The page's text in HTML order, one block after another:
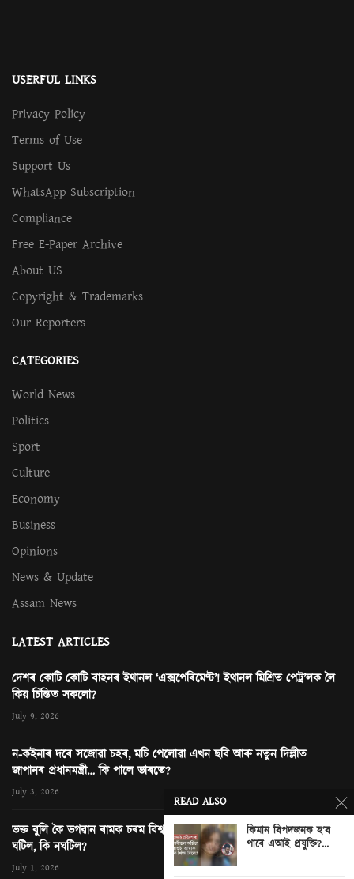
USERFUL LINKS
Privacy Policy
Terms of Use
Support Us
WhatsApp Subscription
Compliance
Free E-Paper Archive
About US
Copyright & Trademarks
Our Reporters
CATEGORIES
World News
Politics
Sport
Culture
Economy
Business
Opinions
News & Update
Assam News
LATEST ARTICLES
দেশৰ কোটি কোটি বাহনৰ ইথানল ‘এক্সপেৰিমেণ্ট’! ইথানল মিশ্ৰিত পেট্ৰ’লক লৈ
কিয় চিন্তিত সকলো?
July 9, 2026
ন-কইনাৰ দৰে সজোৱা চহৰ, মচি পেলোৱা এখন ছবি আৰু নতুন দিল্লীত
জাপানৰ প্ৰধানমন্ত্ৰী… কি পালে ভাৰতে?
July 3, 2026
ভক্ত বুলি কৈ ভগৱান ৰামক চৰম বিশ্বাসঘাটকতা! অযোধ্যাৰ ৰাম মন্দিৰত কি
ঘটিল, কি নঘটিল?
July 1, 2026
READ ALSO
কিমান বিপদজনক হ’ব
পাৰে এআই প্ৰযুক্তি?...